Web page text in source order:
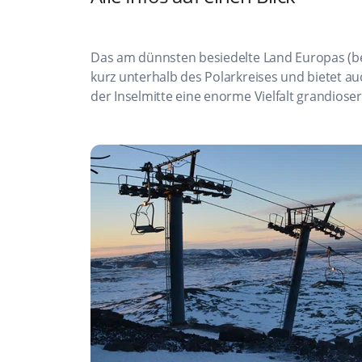
Das am dünnsten besiedelte Land Europas
kurz unterhalb des Polarkreises und bietet
der Inselmitte eine enorme Vielfalt